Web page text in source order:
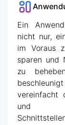
Ein
nicht nur,
im Voraus
sparen und
zu
vereinfacht
und